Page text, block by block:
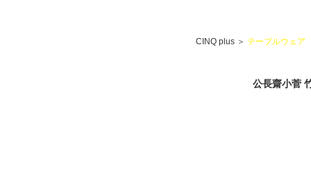
CINQ plus ＞ テーブルウェア
公長齋小菅